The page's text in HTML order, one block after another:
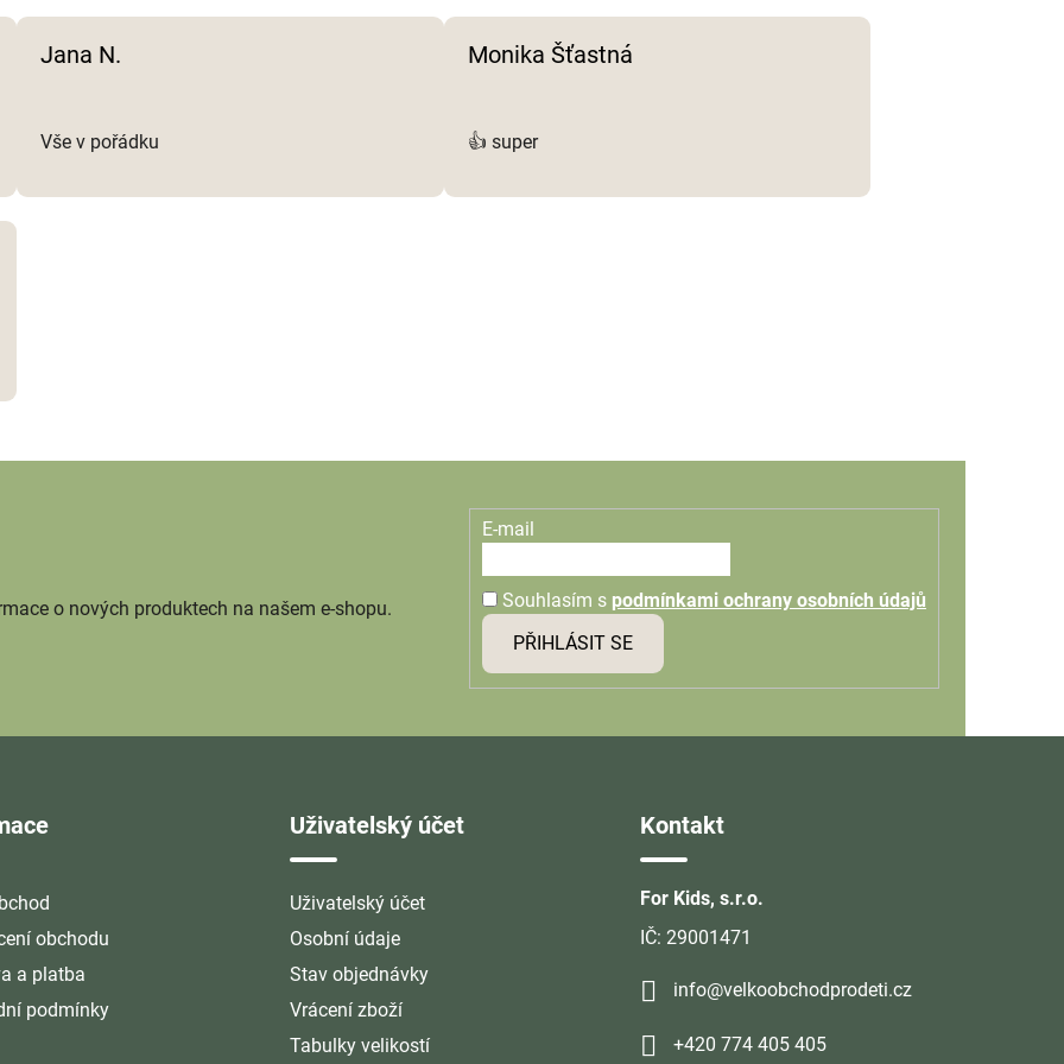
Jana N.
Vše v pořádku
Monika Šťastná
👍 super
o nových produktech na našem e-shopu.
E-mail
Souhlasím s podmínkami ochrany osobních údajů
PŘIHLÁSIT SE
obchodu
a platba
podmínky
Uživatelský účet
Uživatelský účet
Osobní údaje
Stav objednávky
Vrácení zboží
Tabulky velikostí
Kontakt
For Kids, s.r.o.
IČ: 29001471
info@velkoobchodprodeti.cz
+420 774 405 405